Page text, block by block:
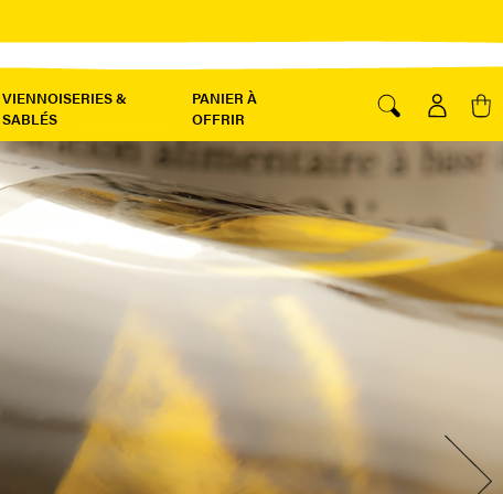
VIENNOISERIES &
SABLÉS
PANIER À
OFFRIR